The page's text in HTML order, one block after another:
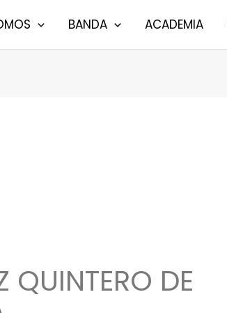
BANDA ACADEMIA
DE